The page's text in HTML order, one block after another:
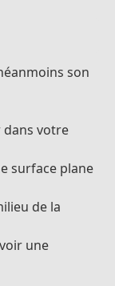
son
dans votre
surface plane
de la
une